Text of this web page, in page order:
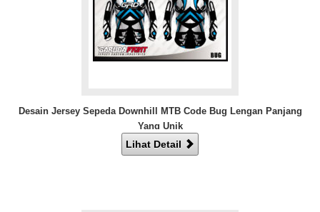
Desain Jersey Sepeda Downhill MTB Code Bug Lengan Panjang
Yang Unik
Lihat Detail